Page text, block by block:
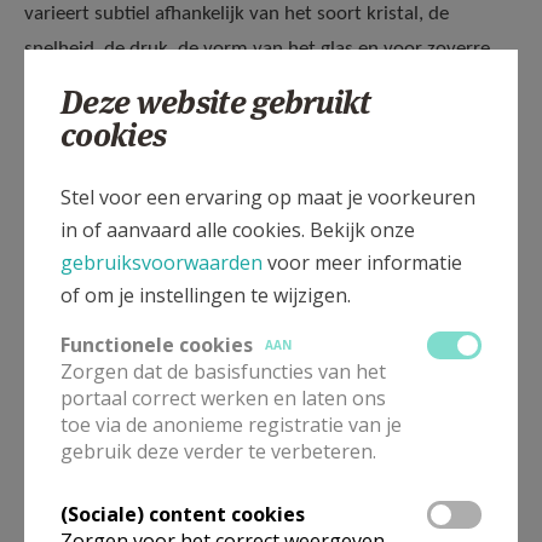
varieert subtiel afhankelijk van het soort kristal, de
snelheid, de druk, de vorm van het glas en voor zoverre
een begenadigd componist tovert met verschillend
vibrerende kristalglazen een wonderbaarlijke compositie.
Polyfonie of meerstemmigheid is als kristal,waarbij
iedere stem of stemgroep, ’t zij sopraan, alt, tenor, bas …
, zijn eigen melodisch effect heeft en verschillende
melodieën tegelijk klinken, toch minutieus en
onafhankelijk van elkaar afwijkend maar evenwaardig
bewegen, soms met een verschillend ritme. Polyfonie kan
4, 5 … tot 12 stemmig zijn, zelfs meer.
Zondag 10 maart 2024 - 16:00 uur - Sint-
In samenwerking met PASSIO2024 Kortrijk,
Deze website gebruikt
cookies
Stel voor een ervaring op maat je voorkeuren
in of aanvaard alle cookies. Bekijk onze
gebruiksvoorwaarden voor meer informatie
of om je instellingen te wijzigen.
Functionele cookies
AAN
Zorgen dat de basisfuncties van het
portaal correct werken en laten ons
toe via de anonieme registratie van je
gebruik deze verder te verbeteren.
(Sociale) content cookies